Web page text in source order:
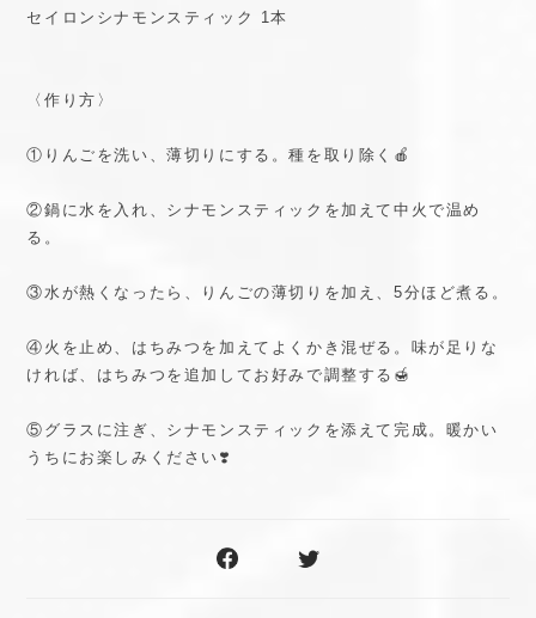
セイロンシナモンスティック 1本
〈作り方〉
①りんごを洗い、薄切りにする。種を取り除く🍎
②鍋に水を入れ、シナモンスティックを加えて中火で温め
る。
③水が熱くなったら、りんごの薄切りを加え、5分ほど煮る。
④火を止め、はちみつを加えてよくかき混ぜる。味が足りな
ければ、はちみつを追加してお好みで調整する🍯
⑤グラスに注ぎ、シナモンスティックを添えて完成。暖かい
うちにお楽しみください❣️